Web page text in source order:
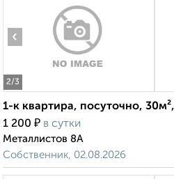
2/3
‹
1-к квартира, посуточно,
1 200 ₽ в сутки
Металлистов 8А
Собственник, 02.08.2026